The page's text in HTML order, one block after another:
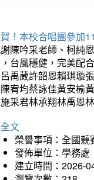
！本校合唱團參加
陳吟采老師、柯純
台風穩健，完美配
禹葳許韶恩賴琪璇
宥均蔡詠佳黃安榆
采君林承翔林禹恩
文
榮譽事項：全國競
發佈單位：學務處
建立時間：2026-